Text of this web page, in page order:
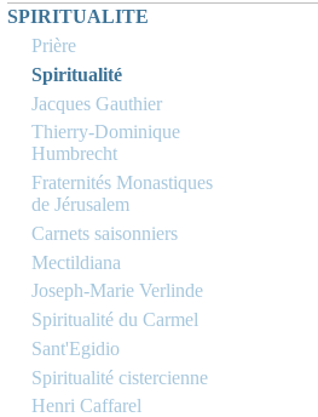
SPIRITUALITE
Prière
Spiritualité
Jacques Gauthier
Thierry-Dominique
Humbrecht
Fraternités Monastiques
de Jérusalem
Carnets saisonniers
Mectildiana
Joseph-Marie Verlinde
Spiritualité du Carmel
Sant'Egidio
Spiritualité cistercienne
Henri Caffarel